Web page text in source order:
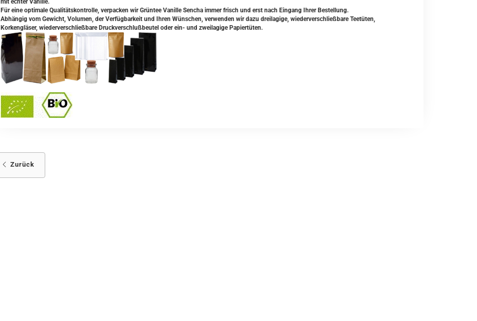
mit echter Vanille.
Für eine optimale Qualitätskontrolle, verpacken wir Grüntee Vanille Sencha immer frisch und erst nach Eingang Ihrer Bestellung.
Abhängig vom Gewicht, Volumen, der Verfügbarkeit und Ihren Wünschen, verwenden wir dazu dreilagige, wiederverschließbare Teetüten,
Korkengläser, wiederverschließbare Druckverschlußbeutel oder ein- und zweilagige Papiertüten.
Zurück